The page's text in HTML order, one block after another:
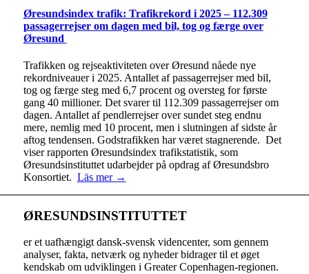
Øresundsindex trafik: Trafikrekord i 2025 – 112.309
passagerrejser om dagen med bil, tog og færge over
Øresund
Trafikken og rejseaktiviteten over Øresund nåede nye
rekordniveauer i 2025. Antallet af passagerrejser med bil,
tog og færge steg med 6,7 procent og oversteg for første
gang 40 millioner. Det svarer til 112.309 passagerrejser om
dagen. Antallet af pendlerrejser over sundet steg endnu
mere, nemlig med 10 procent, men i slutningen af sidste år
aftog tendensen. Godstrafikken har været stagnerende. Det
viser rapporten Øresundsindex trafikstatistik, som
Øresundsinstituttet udarbejder på opdrag af Øresundsbro
Konsortiet. Läs mer →
ØRESUNDSINSTITUTTET
er et uafhængigt dansk-svensk videncenter, som gennem
analyser, fakta, netværk og nyheder bidrager til et øget
kendskab om udviklingen i Greater Copenhagen-regionen.